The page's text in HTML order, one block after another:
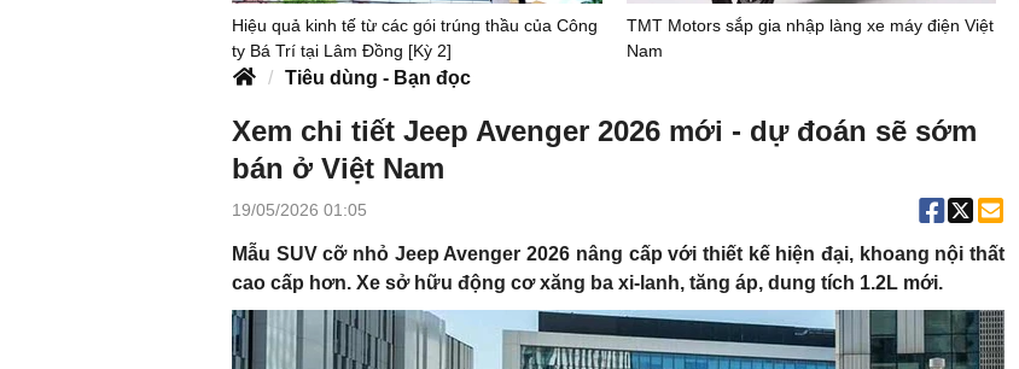
Hiệu quả kinh tế từ các gói trúng thầu của Công
ty Bá Trí tại Lâm Đồng [Kỳ 2]
TMT Motors sắp gia nhập làng xe máy điện Việt
Nam
Tiêu dùng - Bạn đọc
Xem chi tiết Jeep Avenger 2026 mới - dự đoán sẽ sớm
bán ở Việt Nam
19/05/2026 01:05
Mẫu SUV cỡ nhỏ Jeep Avenger 2026 nâng cấp với thiết kế hiện đại, khoang nội thất
cao cấp hơn. Xe sở hữu động cơ xăng ba xi-lanh, tăng áp, dung tích 1.2L mới.